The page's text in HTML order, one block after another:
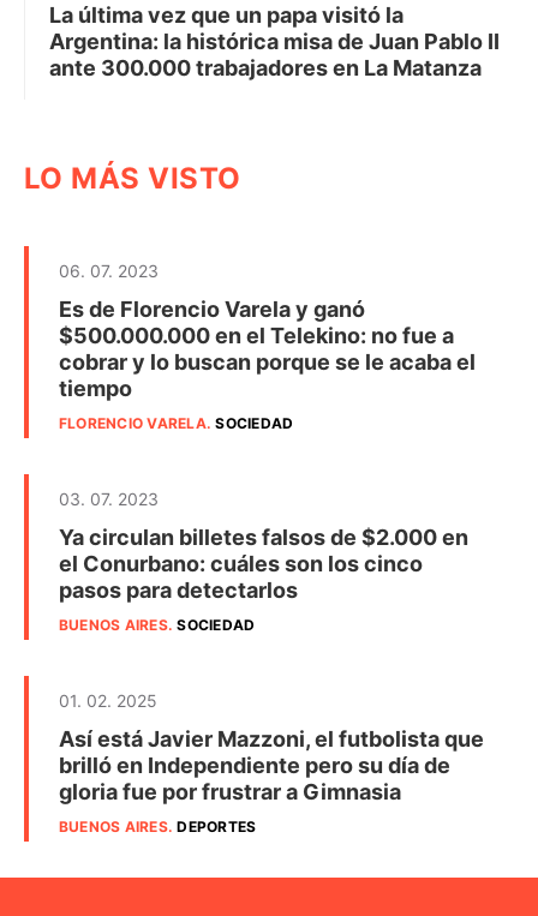
La última vez que un papa visitó la
Argentina: la histórica misa de Juan Pablo II
ante 300.000 trabajadores en La Matanza
LO MÁS VISTO
06. 07. 2023
Es de Florencio Varela y ganó
$500.000.000 en el Telekino: no fue a
cobrar y lo buscan porque se le acaba el
tiempo
FLORENCIO VARELA.SOCIEDAD
03. 07. 2023
Ya circulan billetes falsos de $2.000 en
el Conurbano: cuáles son los cinco
pasos para detectarlos
BUENOS AIRES.SOCIEDAD
01. 02. 2025
Así está Javier Mazzoni, el futbolista que
brilló en Independiente pero su día de
gloria fue por frustrar a Gimnasia
BUENOS AIRES.DEPORTES